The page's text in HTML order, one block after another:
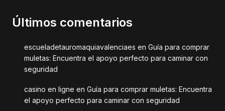
Últimos comentarios
escueladetauromaquiavalenciaes en Guía para comprar
muletas: Encuentra el apoyo perfecto para caminar con
seguridad
casino en ligne en Guía para comprar muletas: Encuentra
el apoyo perfecto para caminar con seguridad